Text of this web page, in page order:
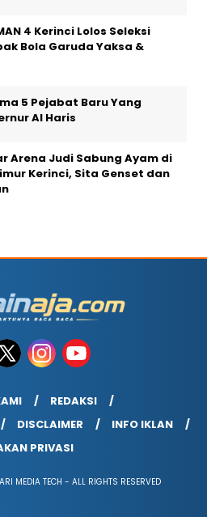
4 Kerinci Lolos Seleksi
Bola Garuda Yaksa &
5 Pejabat Baru Yang
Al Haris
Arena Judi Sabung Ayam di
Kerinci, Sita Genset dan
REDAKSI
DISCLAIMER
INFO IKLAN
PRIVASI
MEDIA TECH - ALL RIGHTS RESERVED